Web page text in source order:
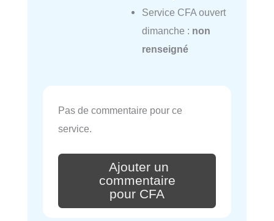
Service CFA ouvert
dimanche : non
renseigné
Pas de commentaire pour ce
service.
Ajouter un
commentaire
pour CFA